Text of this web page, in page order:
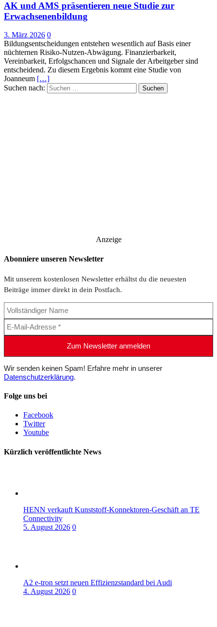
AK und AMS präsentieren neue Studie zur
Erwachsenenbildung
3. März 2026 0
Bildungsentscheidungen entstehen wesentlich auf Basis einer
nüchternen Risiko-Nutzen-Abwägung. Finanzierbarkeit,
Vereinbarkeit, Erfolgschancen und Signale der Arbeitgeber sind
entscheidend. Zu diesem Ergebnis kommt eine Studie von
Joanneum […]
Suchen nach:
Anzeige
Abonniere unseren Newsletter
Mit unserem kostenlosen Newsletter erhältst du die neuesten
Beiträge immer direkt in dein Postfach.
Wir senden keinen Spam! Erfahre mehr in unserer
Datenschutzerklärung.
Folge uns bei
Facebook
Twitter
Youtube
Kürzlich veröffentlichte News
HENN verkauft Kunststoff-Konnektoren-Geschäft an TE
Connectivity
5. August 2026 0
A2 e-tron setzt neuen Effizienzstandard bei Audi
4. August 2026 0